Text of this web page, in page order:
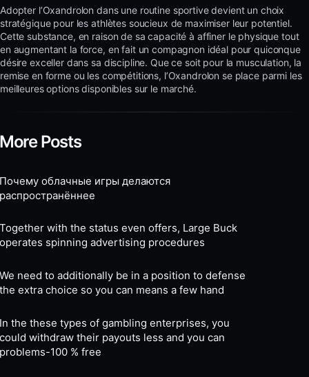
Adopter l’Oxandrolon dans une routine sportive devient un choix
stratégique pour les athlètes soucieux de maximiser leur potentiel.
Cette substance, en raison de sa capacité à affiner le physique tout
en augmentant la force, en fait un compagnon idéal pour quiconque
désire exceller dans sa discipline. Que ce soit pour la musculation, la
remise en forme ou les compétitions, l’Oxandrolon se place parmi les
meilleures options disponibles sur le marché.
Posts
Почему облачные игры делаются
распространённее
Together with the status even offers, Large Buck
operates spinning advertising procedures
We need to additionally be in a position to defense
the extra choice so you can means a few hand
In the these types of gambling enterprises, you
could withdraw their payouts less and you can
problems-100 % free